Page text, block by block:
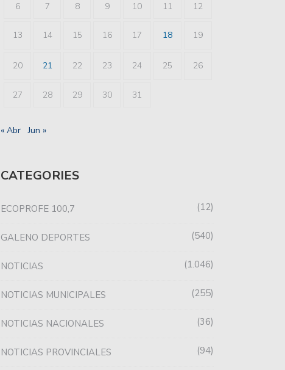
6 7 8 9 10 11 12
13 14 15 16 17 18 19
20 21 22 23 24 25 26
27 28 29 30 31
« Abr Jun »
CATEGORIES
ECOPROFE 100,7 12
GALENO DEPORTES 540
NOTICIAS 1.046
NOTICIAS MUNICIPALES 255
NOTICIAS NACIONALES 36
NOTICIAS PROVINCIALES 94